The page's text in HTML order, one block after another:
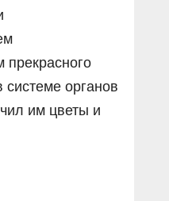
прекрасного
органов
им цветы и